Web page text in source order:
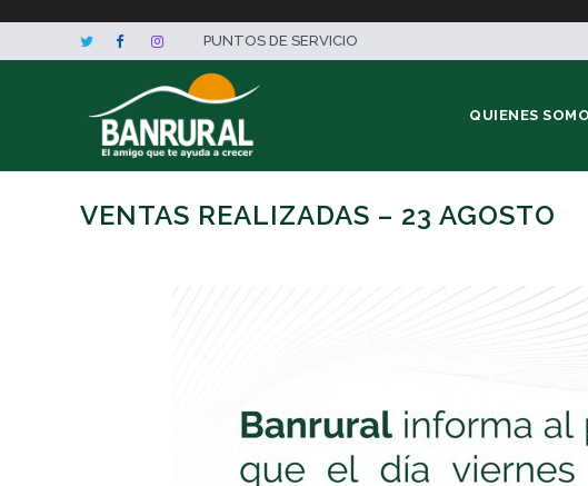
PUNTOS DE SERVICIO
QUIENES
VENTAS REALIZADAS – 23 AGOSTO